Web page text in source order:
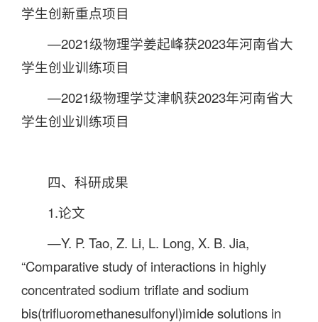
学生创新重点项目
—2021级物理学姜起峰获2023年河南省大
学生创业训练项目
—2021级物理学艾津帆获2023年河南省大
学生创业训练项目
四、科研成果
1.论文
—Y. P. Tao, Z. Li, L. Long, X. B. Jia,
“Comparative study of interactions in highly
concentrated sodium triflate and sodium
bis(trifluoromethanesulfonyl)imide solutions in